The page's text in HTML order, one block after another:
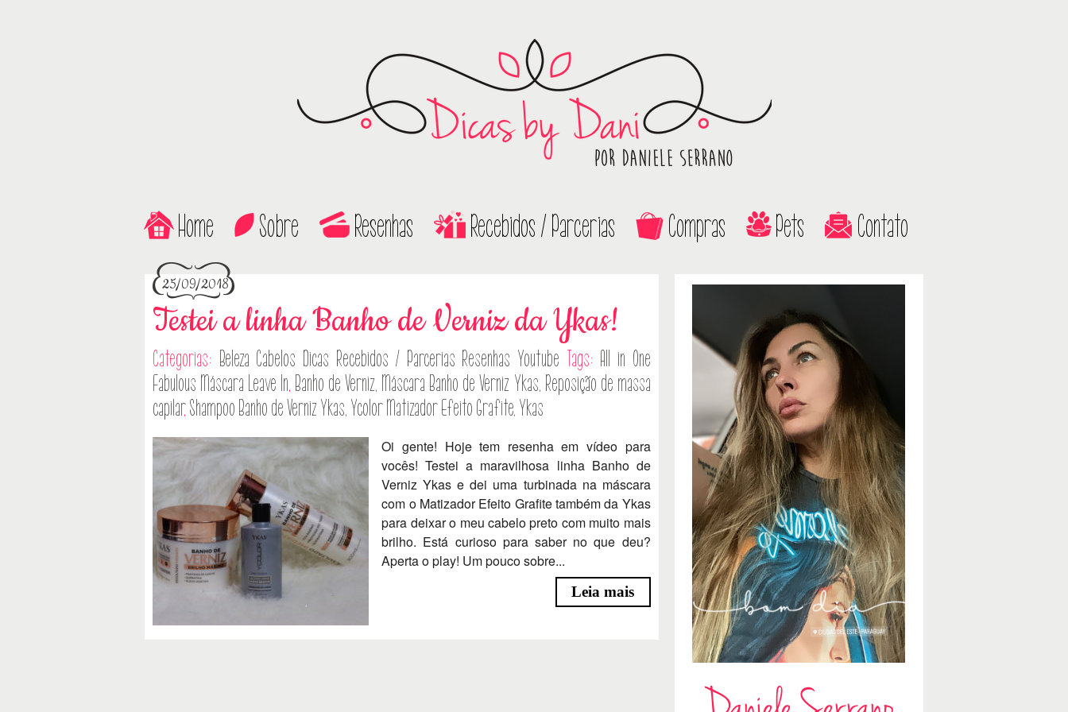
Home Sobre Resenhas Recebidos / Parcerias Compras Pets Contato
25/09/2018
Testei a linha Banho de Verniz da Ykas!
Categorias: Beleza Cabelos Dicas Recebidos / Parcerias Resenhas Youtube Tags: All in One
Fabulous Máscara Leave In, Banho de Verniz, Máscara Banho de Verniz Ykas, Reposição de massa
capilar,Shampoo Banho de Verniz Ykas, Ycolor Matizador Efeito Grafite, Ykas
Oi gente! Hoje tem resenha em vídeo para
vocês! Testei a maravilhosa linha Banho de
Verniz Ykas e dei uma turbinada na máscara
com o Matizador Efeito Grafite também da Ykas
para deixar o meu cabelo preto com muito mais
brilho. Está curioso para saber no que deu?
Aperta o play! Um pouco sobre...
Leia mais